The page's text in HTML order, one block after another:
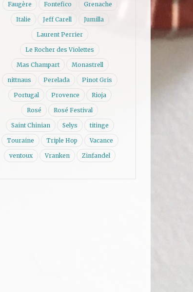
Faugère Fontefico Grenache
Italie Jeff Carell Jumilla
Laurent Perrier
Le Rocher des Violettes
Mas Champart Monastrell
nittnaus Perelada Pinot Gris
Portugal Provence Rioja
Rosé Rosé Festival
Saint Chinian Selys titinge
Touraine Triple Hop Vacance
ventoux Vranken Zinfandel